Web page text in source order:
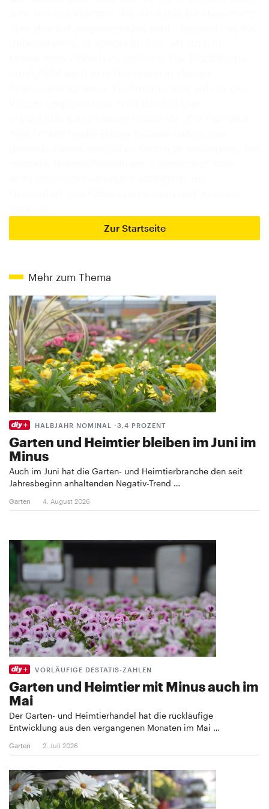
Zur Startseite
Mehr zum Thema
HALBJAHR NOMINAL -3,4 PROZENT
Garten und Heimtier bleiben im Juni im
Minus
Auch im Juni hat die Garten- und Heimtierbranche den seit
Jahresbeginn anhaltenden Negativ-Trend …
Garten 4. August 2026
VORLÄUFIGE DESTATIS-ZAHLEN
Garten und Heimtier mit Minus auch im
Mai
Der Garten- und Heimtierhandel hat die rückläufige
Entwicklung aus den vergangenen Monaten im Mai …
Garten 2. Juli 2026